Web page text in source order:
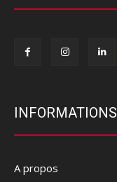
INFORMATIONS
A propos